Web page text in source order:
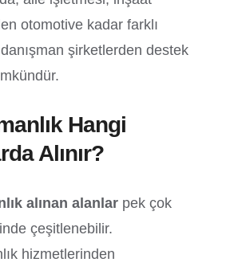
otomotive kadar farklı
şirketlerden destek
Hangi
Alınır?
alınan alanlar pek çok
çeşitlenebilir.
hizmetlerinden